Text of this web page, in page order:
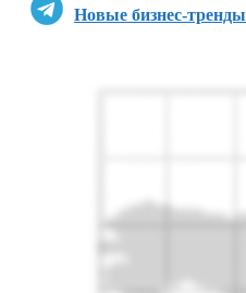
Новые бизнес-тренды